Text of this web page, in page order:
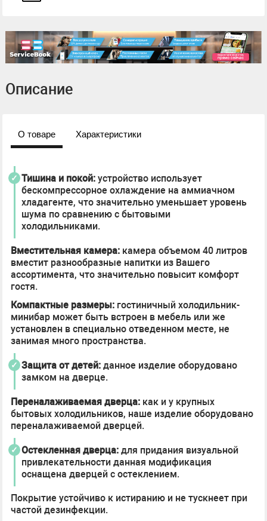
Описание
О товаре Характеристики
Тишина и покой:устройство использует
бескомпрессорное охлаждение на аммиачном
хладагенте, что значительно уменьшает уровень
шума по сравнению с бытовыми
холодильниками.
Вместительная камера:камера объемом 40 литров
вместит разнообразные напитки из Вашего
ассортимента, что значительно повысит комфорт
гостя.
Компактные размеры:гостиничный холодильник-
минибар может быть встроен в мебель или же
установлен в специально отведенном месте, не
занимая много пространства.
Защита от детей:данное изделие оборудовано
замком на дверце.
Переналаживаемая дверца:как и у крупных
бытовых холодильников, наше изделие оборудовано
переналаживаемой дверцей.
Остекленная дверца:для придания визуальной
привлекательности данная модификация
оснащена дверцей с остеклением.
Покрытие устойчиво к истиранию и не тускнеет при
частой дезинфекции.